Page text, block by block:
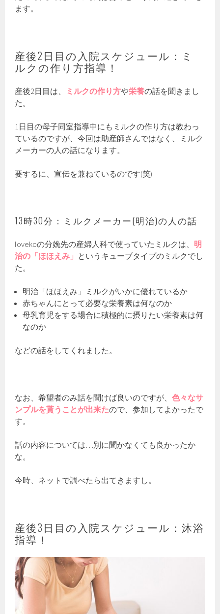
ます。
産後2日目の入院スケジュール：ミ
ルクの作り方指導！
産後2日目は、 ミルクの作り方や栄養の話を聞きまし
た。
1日目の母子同室指導中にもミルクの作り方は教わっ
ているのですが、今回は助産師さんではなく、ミルク
メーカーの人の話になります。
要するに、宣伝を兼ねているのです(笑)
13時30分：ミルクメーカー(明治)の人の話
lovekoの分娩先の産婦人科で使っていたミルクは、 明
治の「ほほえみ」 というキューブタイプのミルクでし
た。
明治「ほほえみ」ミルクがいかに優れているか
赤ちゃんにとって必要な栄養素は何なのか
母乳育児をする場合に積極的に摂りたい栄養素は何
なのか
などの話をしてくれました。
なお、希望者のみ話を聞けば良いのですが、色々なサ
ンプルを貰うことが出来たので、参加してよかったで
す。
話の内容については…別に聞かなくても良かったか
な。
今時、ネットで調べたら出てきますし。
産後3日目の入院スケジュール：沐浴
指導！